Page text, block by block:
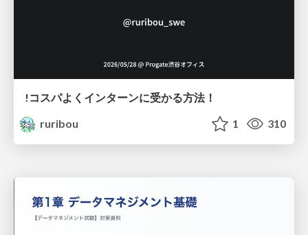
!コスパよくインターンに受かる方法！
ruribou
1 310